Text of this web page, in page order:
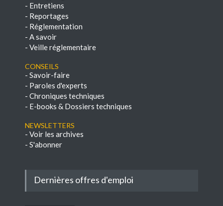
- Entretiens
- Reportages
- Réglementation
- A savoir
- Veille réglementaire
Conseils
- Savoir-faire
- Paroles d'experts
- Chroniques techniques
- E-books & Dossiers techniques
NEWSLETTERS
- Voir les archives
- S'abonner
Dernières offres d'emploi